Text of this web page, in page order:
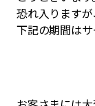
恐れ入ります
下記の期間は